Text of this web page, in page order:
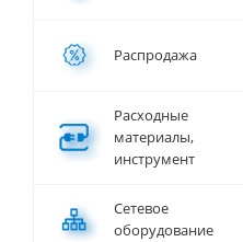
Распродажа
Расходные
материалы,
инструмент
Сетевое
оборудование